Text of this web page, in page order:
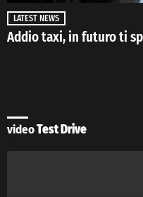
LATEST NEWS
Addio taxi, in futuro ti
videoTest Drive